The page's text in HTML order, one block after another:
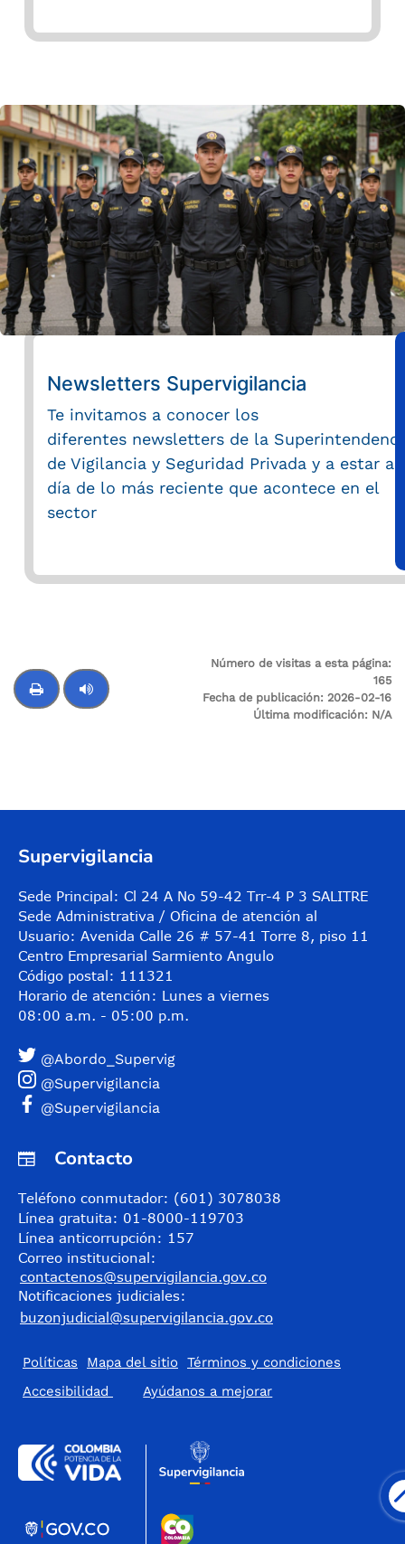
Newsletters Supervigilancia
Te invitamos a conocer los
diferentes newsletters de la
de Vigilancia y Seguridad Privada y a estar al
día de lo más reciente que acontece en el
sector
Número de visitas a esta página:
165
Fecha de publicación: 2026-02-16
Última modificación: N/A
Supervigilancia
Sede Principal: Cl 24 A No 59-42 Trr-4 P 3 SALITRE
Sede Administrativa / Oficina de atención al
Usuario: Avenida Calle 26 # 57-41 Torre 8, piso 11
Centro Empresarial Sarmiento Angulo
Código postal: 111321
Horario de atención: Lunes a viernes
08:00 a.m. - 05:00 p.m.
@Abordo_Supervig
@Supervigilancia
@Supervigilancia
Contacto
Teléfono conmutador: (601) 3078038
Línea gratuita: 01-8000-119703
Línea anticorrupción: 157
Correo institucional:
contactenos@supervigilancia.gov.co
Notificaciones judiciales:
buzonjudicial@supervigilancia.gov.co
Políticas Mapa del sitio
Términos y condiciones
Accesibilidad
​Ayúdanos a mejorar